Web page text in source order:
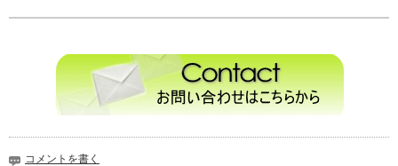
コメントを書く